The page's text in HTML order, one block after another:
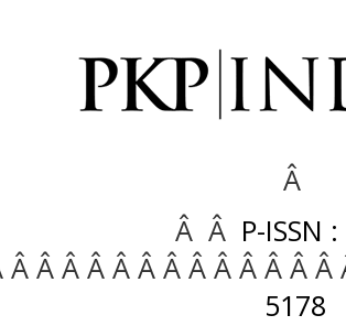
Â
Â Â P-ISSN
Â Â Â Â Â Â Â Â Â Â Â Â
5178